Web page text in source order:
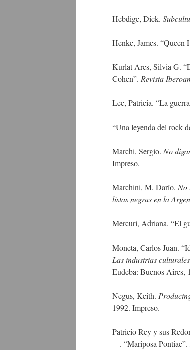
Hebdige, Dick.
Henke, James.
Kurlat Ares, Silvia G.
Cohen”. Revista
Lee, Patricia. “La
“Una leyenda del rock
Marchi, Sergio. No
Impreso.
Marchini, M. Darío. No
listas negras en la
Mercuri, Adriana. “El
Moneta, Carlos Juan.
Las industrias
Eudeba: Buenos Aires,
Negus, Keith.
1992. Impreso.
Patricio Rey y sus
---. “Mariposa Pontiac”.